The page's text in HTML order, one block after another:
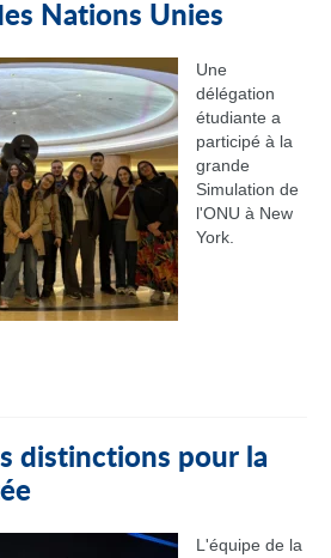
Nations Unies
Une
délégation
étudiante a
participé à la
grande
Simulation de
l'ONU à New
York.
distinctions pour la
L'équipe de la